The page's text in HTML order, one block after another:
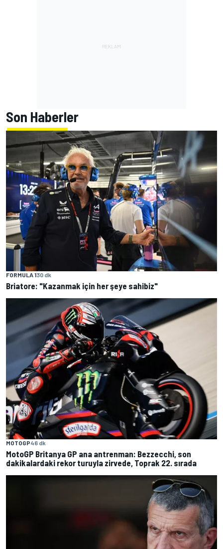
Son Haberler
FORMULA 130 dk
Briatore: "Kazanmak için her şeye sahibiz"
MOTOGP46 dk
MotoGP Britanya GP ana antrenman: Bezzecchi, son
dakikalardaki rekor turuyla zirvede, Toprak 22. sırada